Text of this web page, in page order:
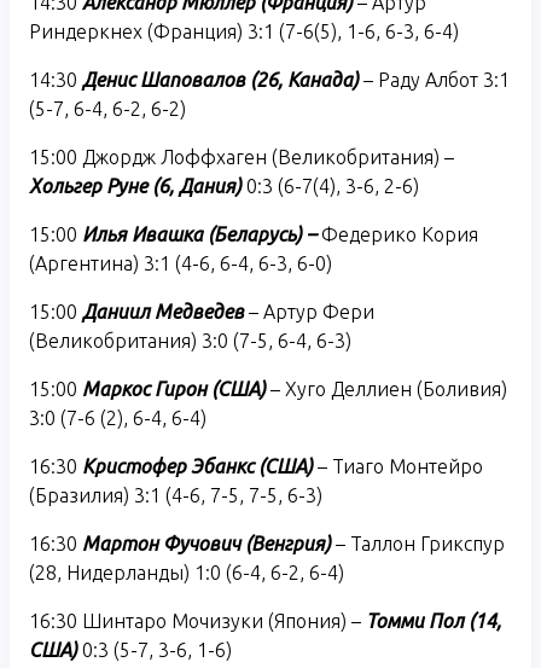
Риндеркнех (Франция) 3:1 (7-6(5), 1-6, 6-3, 6-4)
14:30 Денис Шаповалов (26, Канада) – Раду Албот 3:1
(5-7, 6-4, 6-2, 6-2)
15:00 Джордж Лоффхаген (Великобритания) –
Хольгер Руне (6, Дания) 0:3 (6-7(4), 3-6, 2-6)
15:00 Илья Ивашка (Беларусь) –Федерико Кория
(Аргентина) 3:1 (4-6, 6-4, 6-3, 6-0)
15:00 Даниил Медведев – Артур Фери
(Великобритания) 3:0 (7-5, 6-4, 6-3)
15:00 Маркос Гирон (США) – Хуго Деллиен (Боливия)
3:0 (7-6 (2), 6-4, 6-4)
16:30 Кристофер Эбанкс (США)– Тиаго Монтейро
(Бразилия) 3:1 (4-6, 7-5, 7-5, 6-3)
16:30 Мартон Фучович (Венгрия) – Таллон Грикспур
(28, Нидерланды) 1:0 (6-4, 6-2, 6-4)
16:30 Шинтаро Мочизуки (Япония) – Томми Пол (14,
США) 0:3 (5-7, 3-6, 1-6)